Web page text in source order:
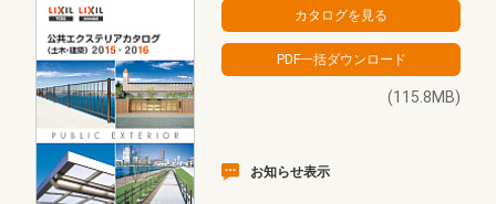
(115.8MB)
お知らせ表示